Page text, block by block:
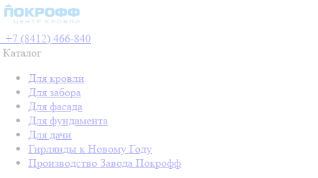
+7 (8412) 466-840
Каталог
Для кровли
Для забора
Для фасада
Для фундамента
Для дачи
Гирлянды к Новому Году
Производство Завода Покрофф